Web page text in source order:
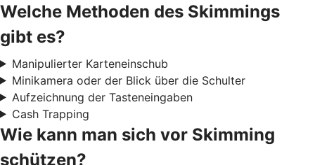
Welche Methoden des Skimmings
gibt es?
Manipulierter Karteneinschub
Minikamera oder der Blick über die Schulter
Aufzeichnung der Tasteneingaben
Cash Trapping
Wie kann man sich vor Skimming
schützen?